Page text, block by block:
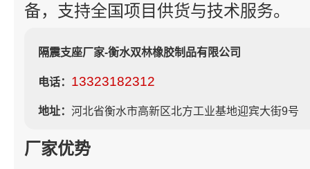
备，支持全国项目供货与技术服务。
隔震支座厂家-衡水双林橡胶制品有限公司
电话： 13323182312
地址： 河北省衡水市高新区北方工业基地迎宾大街9号
厂家优势